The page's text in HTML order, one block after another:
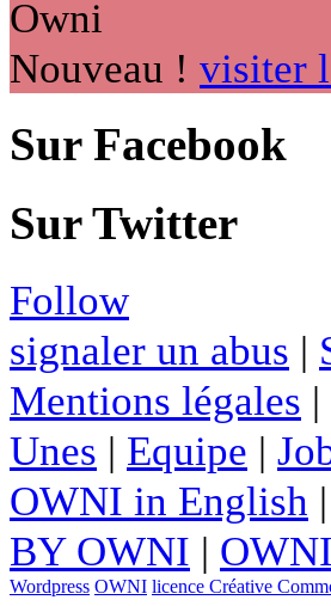
Nouveau ! visiter
Sur Facebook
Sur Twitter
Follow
signaler un abus |
Mentions légales |
Unes | Equipe |
OWNI in English |
BY OWNI |
Wordpress OWNI licence Créative